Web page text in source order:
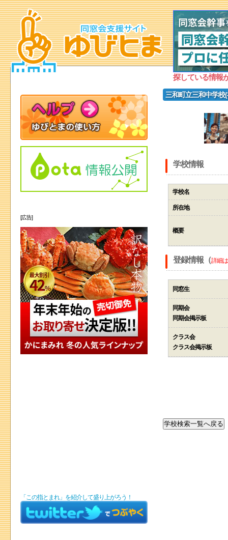
探している情報
三和町立三和中学校
学校情報
学校名
所在地
概要
登録情報（詳細
同窓生
同期会
同期会掲示板
クラス会
クラス会掲示板
[広告]
「この指とまれ」を紹介して盛り上がろう！